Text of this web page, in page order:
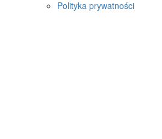
Polityka prywatności